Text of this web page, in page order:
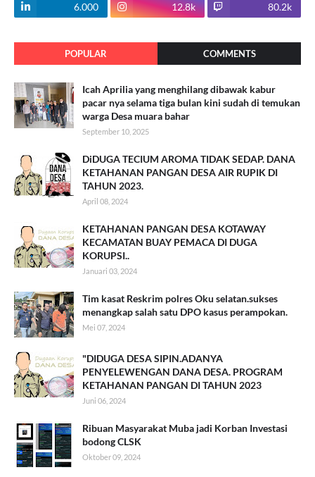
6.000 12.8k 80.2k
POPULAR COMMENTS
Icah Aprilia yang menghilang dibawak kabur
pacar nya selama tiga bulan kini sudah di temukan
warga Desa muara bahar
September 10, 2025
DiDUGA TECIUM AROMA TIDAK SEDAP. DANA
KETAHANAN PANGAN DESA AIR RUPIK DI
TAHUN 2023.
April 08, 2024
KETAHANAN PANGAN DESA KOTAWAY
KECAMATAN BUAY PEMACA DI DUGA
KORUPSI..
Januari 03, 2024
Tim kasat Reskrim polres Oku selatan.sukses
menangkap salah satu DPO kasus perampokan.
Mei 07, 2024
"DIDUGA DESA SIPIN.ADANYA
PENYELEWENGAN DANA DESA. PROGRAM
KETAHANAN PANGAN DI TAHUN 2023
Juni 06, 2024
Ribuan Masyarakat Muba jadi Korban Investasi
bodong CLSK
Oktober 09, 2024